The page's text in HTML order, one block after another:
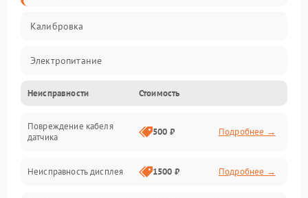
Калибровка
Электропитание
Датчики
Измерения
Электроника/Механические
Неисправности Стоимость
Повреждение кабеля
датчика
500 ₽ Подробнее →
Неисправность дисплея 1500 ₽ Подробнее →